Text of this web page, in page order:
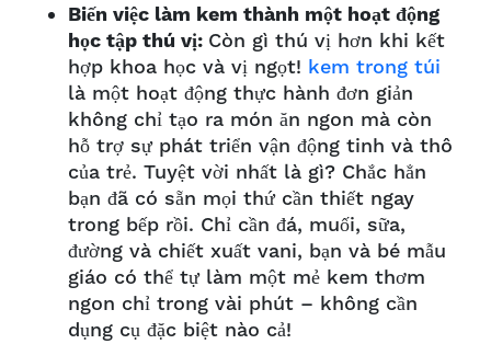
Biến việc làm kem thành một hoạt động
học tập thú vị: Còn gì thú vị hơn khi kết
hợp khoa học và vị ngọt! kem trong túi
là một hoạt động thực hành đơn giản
không chỉ tạo ra món ăn ngon mà còn
hỗ trợ sự phát triển vận động tinh và thô
của trẻ. Tuyệt vời nhất là gì? Chắc hẳn
bạn đã có sẵn mọi thứ cần thiết ngay
trong bếp rồi. Chỉ cần đá, muối, sữa,
đường và chiết xuất vani, bạn và bé mẫu
giáo có thể tự làm một mẻ kem thơm
ngon chỉ trong vài phút – không cần
dụng cụ đặc biệt nào cả!